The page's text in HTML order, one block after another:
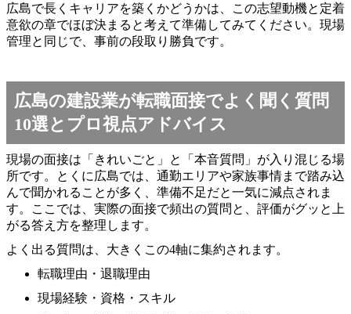
広島で長くキャリアを築くかどうかは、この志望動機と定着
意欲の章でほぼ決まると考えて準備してみてください。現場
管理と同じで、事前の段取り勝負です。
広島の建設業が転職面接でよく聞く質問
10選とプロ視点アドバイス
現場の面接は「きれいごと」と「本音質問」が入り混じる場
所です。とくに広島では、通勤エリアや家族事情まで踏み込
んで聞かれることが多く、準備不足だと一気に減点されま
す。ここでは、実際の面接で頻出の質問と、評価がグッと上
がる答え方を整理します。
よく出る質問は、大きくこの4軸に集約されます。
転職理由・退職理由
現場経験・資格・スキル